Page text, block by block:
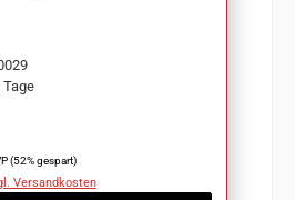
(52% gespart)
Versandkosten